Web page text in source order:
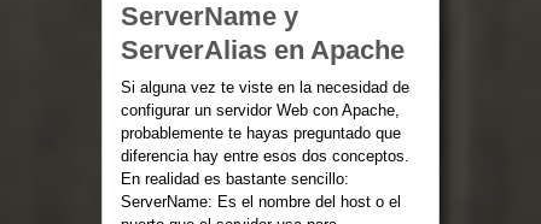
ServerName y
ServerAlias en Apache
Si alguna vez te viste en la necesidad de
configurar un servidor Web con Apache,
probablemente te hayas preguntado que
diferencia hay entre esos dos conceptos.
En realidad es bastante sencillo:
ServerName: Es el nombre del host o el